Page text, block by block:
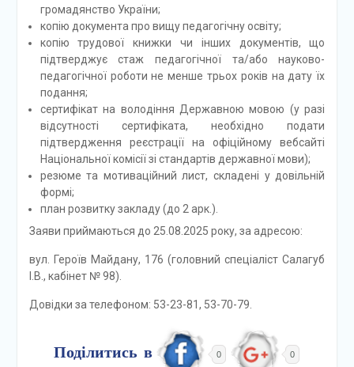
громадянство України;
копію документа про вищу педагогічну освіту;
копію трудової книжки чи інших документів, що
підтверджує стаж педагогічної та/або науково-
педагогічної роботи не менше трьох років на дату їх
подання;
сертифікат на володіння Державною мовою (у разі
відсутності сертифіката, необхідно подати
підтвердження реєстрації на офіційному вебсайті
Національної комісії зі стандартів державної мови);
резюме та мотиваційний лист, складені у довільній
формі;
план розвитку закладу (до 2 арк.).
Заяви приймаються до 25.08.2025 року, за адресою:
вул. Героїв Майдану, 176 (головний спеціаліст Салагуб
І.В., кабінет № 98).
Довідки за телефоном: 53-23-81, 53-70-79.
Поділитись в 0 0